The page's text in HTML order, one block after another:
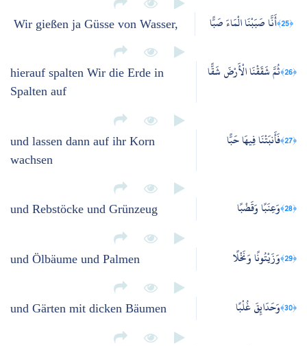
Wir gießen ja Güsse von Wasser, ﴿25﴾ أَنَّا صَبَبْنَا الْمَاءَ صَبًّا
hierauf spalten Wir die Erde in
Spalten auf
﴿26﴾ ثُمَّ شَقَقْنَا الْأَرْضَ شَقًّا
und lassen dann auf ihr Korn
wachsen
﴿27﴾ فَأَنبَتْنَا فِيهَا حَبًّا
und Rebstöcke und Grünzeug ﴿28﴾ وَعِنَبًا وَقَضْبًا
und Ölbäume und Palmen ﴿29﴾ وَزَيْتُونًا وَنَخْلًا
und Gärten mit dicken Bäumen ﴿30﴾ وَحَدَائِقَ غُلْبًا